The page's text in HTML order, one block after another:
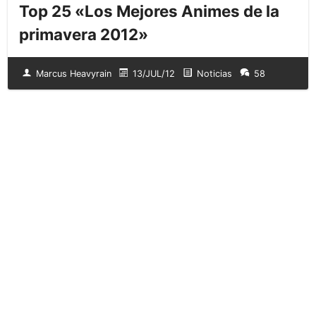
Top 25 «Los Mejores Animes de la
primavera 2012»
Marcus Heavyrain 13/JUL/12 Noticias 58